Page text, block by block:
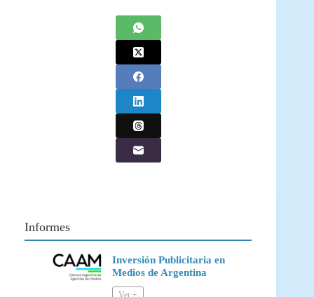
Informes
Inversión Publicitaria en
Medios de Argentina